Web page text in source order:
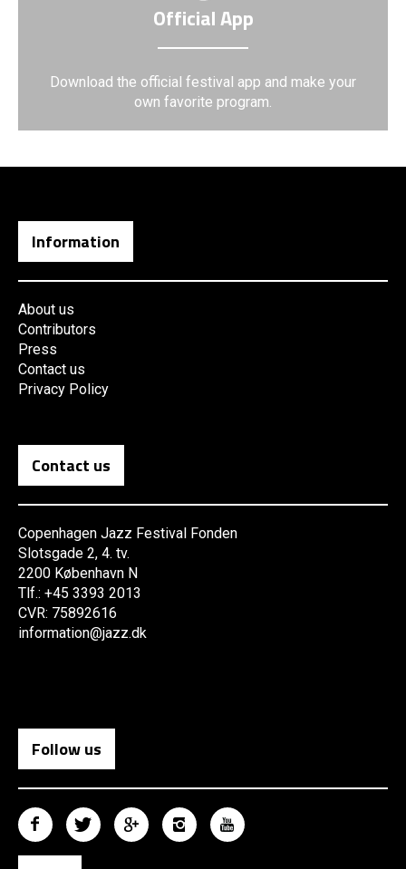
Official App
Download the official festival app and make your
own favorite program.
Information
About us
Contributors
Press
Contact us
Privacy Policy
Contact us
Copenhagen Jazz Festival Fonden
Slotsgade 2, 4. tv.
2200 København N
Tlf.: +45 3393 2013
CVR: 75892616
information@jazz.dk
Follow us